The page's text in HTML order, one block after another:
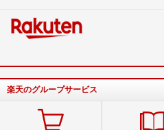
楽天のグループサービス